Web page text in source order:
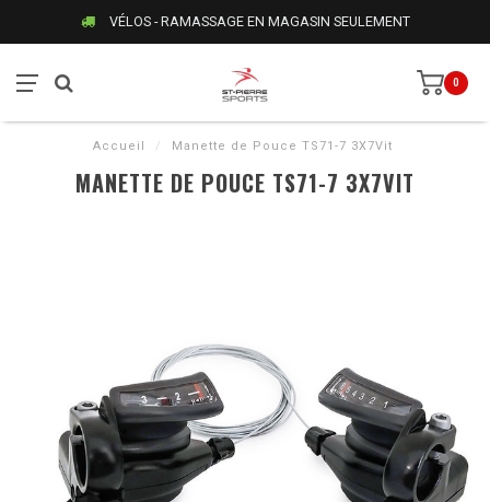
VÉLOS - RAMASSAGE EN MAGASIN SEULEMENT
0
Accueil / Manette de Pouce TS71-7 3X7Vit
MANETTE DE POUCE TS71-7 3X7VIT